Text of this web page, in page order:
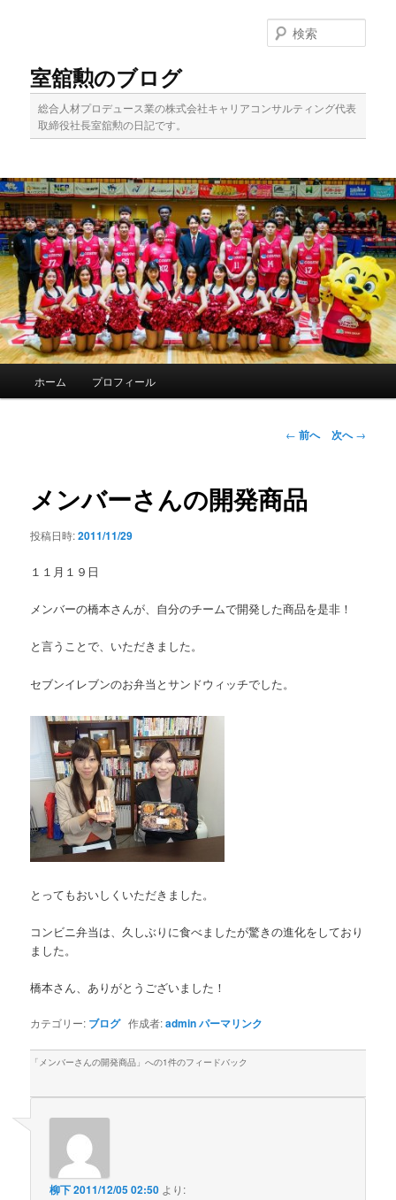
移
動
室舘勲のブログ
総合人材プロデュース業の株式会社キャリアコンサルティング代表
取締役社長室舘勲の日記です。
索
ホーム プロフィール
投
ビ
ゲ
← 前へ 次へ→
メンバーさんの開発商品
投稿日時:2011/11/29
１１月１９日
メンバーの橋本さんが、自分のチームで開発した商品を是非！
と言うことで、いただきました。
セブンイレブンのお弁当とサンドウィッチでした。
とってもおいしくいただきました。
コンビニ弁当は、久しぶりに食べましたが驚きの進化をしており
ました。
橋本さん、ありがとうございました！
カテゴリー: ブログ作成者:adminパーマリンク
「メンバーさんの開発商品 」への1件のフィードバック
柳下2011/12/05 02:50 より: